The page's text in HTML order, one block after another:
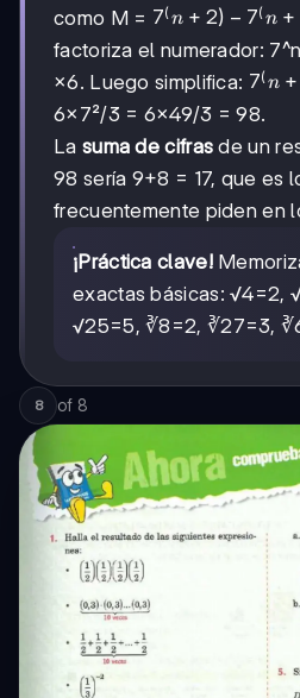
como M = 7^(n+2)
-
7^(n+1)
7(n + 2) − 7(n +
factoriza el numerador: 7^
×6. Luego simplifica: 7(n +
6×7²/3 = 6×49/3 = 98.
La suma de cifras de un
98 sería 9+8 = 17, que es
frecuentemente piden en
¡Práctica clave!
exactas básicas: √4=2,
√25=5, ∛8=2, ∛27=3,
8 of 8